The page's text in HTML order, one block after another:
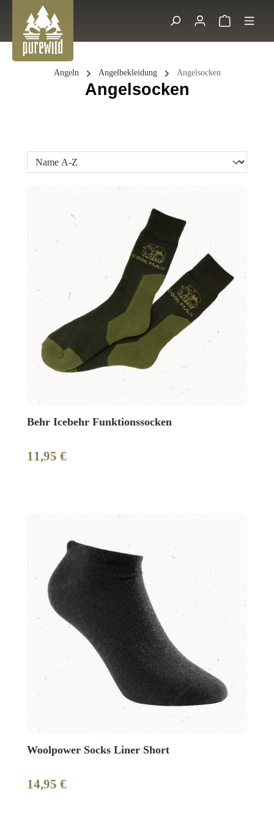
Zum Hauptinhalt springen
Suche
Angeln Angelbekleidung Angelsocken
Angelsocken
Behr Icebehr Funktionssocken
Regulärer Preis:
11,95 €
Woolpower Socks Liner Short
Regulärer Preis:
14,95 €